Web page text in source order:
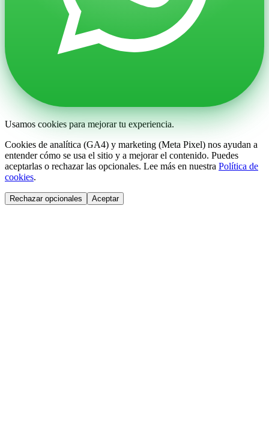
Usamos cookies para mejorar tu experiencia.
Cookies de analítica (GA4) y marketing (Meta Pixel) nos ayudan a
entender cómo se usa el sitio y a mejorar el contenido. Puedes
aceptarlas o rechazar las opcionales. Lee más en nuestra Política de
cookies.
Rechazar opcionales Aceptar